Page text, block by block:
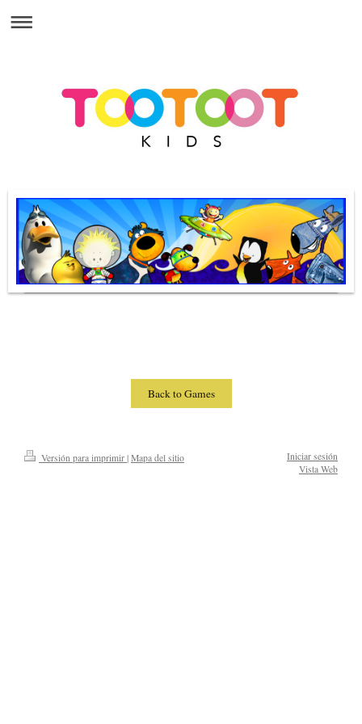
Back to Games
Versión para imprimir | Mapa del sitio
Iniciar sesión
Vista Web